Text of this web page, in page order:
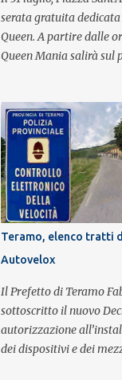
serata gratuita
Queen. A partire dalle
Queen Mania salirà sul
britannica. Nati nel
l'omaggio definitivo
Queen, i componenti
avanti con grande
l'energia del celebre
inserisce nell'ambito dei
onore di Sant'Alfonso,
città. La formazione sul
Simone Fortuna alla
Palermo al basso e
alla chitarra e voce, e
Salvo Vinci è la voce
Brian May e Roger
Teramo, elenco tratti
Autovelox
Il Prefetto di Teramo
sottoscritto il nuovo
autorizzazione
dei dispositivi e dei